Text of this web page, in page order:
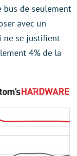
de seulement
avec un
ne se justifient
4% de la